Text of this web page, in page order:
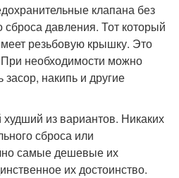
клапана без
давления. Тот который
резьбовую крышку. Это
необходимости можно
засор, накипь и другие
из вариантов. Никаких
сброса или
самые дешевые их
их достоинство.